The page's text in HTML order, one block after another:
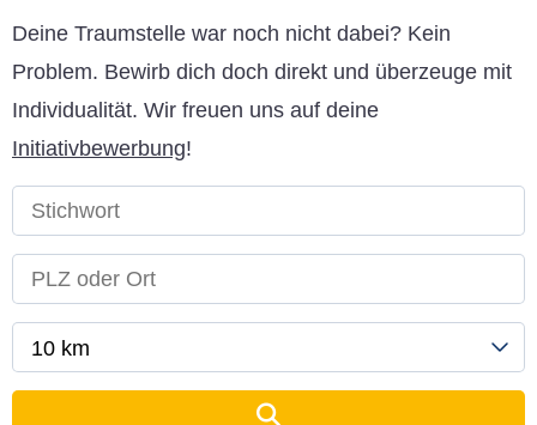
Deine Traumstelle war noch nicht dabei? Kein
Problem. Bewirb dich doch direkt und überzeuge mit
Individualität. Wir freuen uns auf deine
Initiativbewerbung!
10 km